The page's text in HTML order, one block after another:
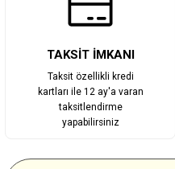
TAKSİT İMKANI
Taksit özellikli kredi
kartları ile 12 ay'a varan
taksitlendirme
yapabilirsiniz